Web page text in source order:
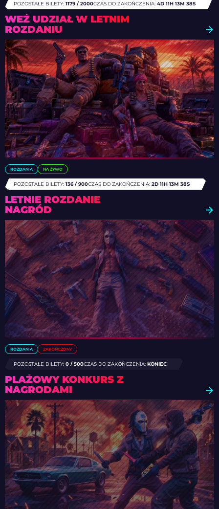
POZOSTAŁE BILETY: 1179 / 2000CZAS DO ZAKOŃCZENIA: 4D 11H 13M 36S
WEŹ UDZIAŁ W LETNIM
ROZDANIU
ROZDANIA NA ŻYWO
POZOSTAŁE BILETY: 136 / 900CZAS DO ZAKOŃCZENIA: 2D 11H 13M 36S
LETNIE ROZDANIE
NAGRÓD
ROZDANIA ZAKOŃCZONY
POZOSTAŁE BILETY: 0 / 500CZAS DO ZAKOŃCZENIA: KONIEC
PLAŻOWY KONKURS Z
NAGRODAMI